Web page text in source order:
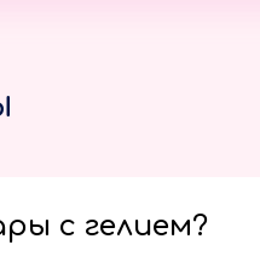
с гелием?